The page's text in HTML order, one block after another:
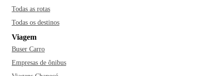
das Mangabeiras e suba as trilhas que levam a vistas
parar em um dos botecos famosos, como o Bar do Zezé,
para experimentar uns petiscos únicos de BH? Bora curtir
Belo Horizonte e aproveitar tudo que a cidade proporciona!
Todas as rotas
Todas os destinos
Viagem
Buser Carro
Empresas de ônibus